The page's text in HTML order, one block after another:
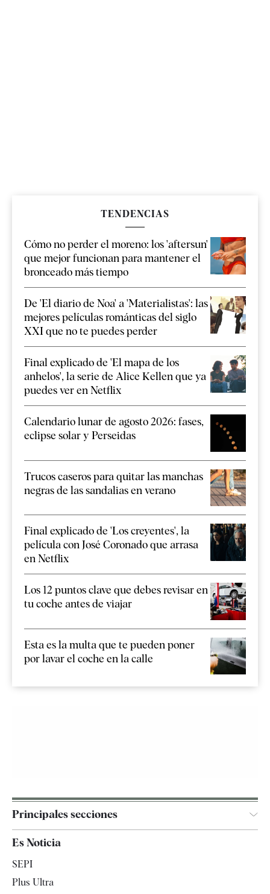
TENDENCIAS
Cómo no perder el moreno: los 'aftersun'
que mejor funcionan para mantener el
bronceado más tiempo
De 'El diario de Noa' a 'Materialistas': las
mejores películas románticas del siglo
XXI que no te puedes perder
Final explicado de 'El mapa de los
anhelos', la serie de Alice Kellen que ya
puedes ver en Netflix
Calendario lunar de agosto 2026: fases,
eclipse solar y Perseidas
Trucos caseros para quitar las manchas
negras de las sandalias en verano
Final explicado de 'Los creyentes', la
película con José Coronado que arrasa
en Netflix
Los 12 puntos clave que debes revisar en
tu coche antes de viajar
Esta es la multa que te pueden poner
por lavar el coche en la calle
Principales secciones
España
Es Noticia
SEPI
Plus Ultra